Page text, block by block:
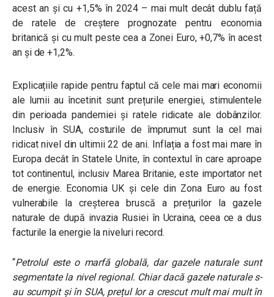
acest an și cu +1,5% în 2024 – mai mult decât dublu față
de ratele de creștere prognozate pentru economia
britanică și cu mult peste cea a Zonei Euro, +0,7% în acest
an și de +1,2%.
Explicațiile rapide pentru faptul că cele mai mari economii
ale lumii au încetinit sunt prețurile energiei, stimulentele
din perioada pandemiei și ratele ridicate ale dobânzilor.
Inclusiv în SUA, costurile de împrumut sunt la cel mai
ridicat nivel din ultimii 22 de ani. Inflația a fost mai mare în
Europa decât în Statele Unite, în contextul în care aproape
tot continentul, inclusiv Marea Britanie, este importator net
de energie. Economia UK și cele din Zona Euro au fost
vulnerabile la creșterea bruscă a prețurilor la gazele
naturale de după invazia Rusiei în Ucraina, ceea ce a dus
facturile la energie la niveluri record.
“Petrolul este o marfă globală, dar gazele naturale sunt
segmentate la nivel regional. Chiar dacă gazele naturale s-
au scumpit și în SUA, prețul lor a crescut mult mai mult în